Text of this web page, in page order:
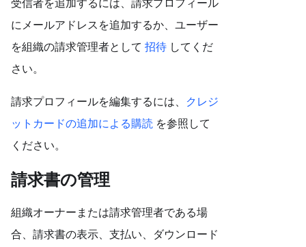
にメールアドレスを追加するか、ユーザー
を組織の請求管理者として 招待 してくだ
さい。
請求プロフィールを編集するには、 クレジ
ットカードの追加による購読 を参照して
ください。
請求書の管理
組織オーナーまたは請求管理者である場
合、請求書の表示、支払い、ダウンロード